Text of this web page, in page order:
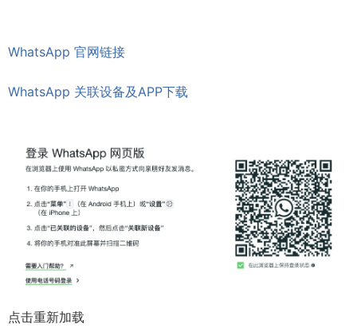
WhatsApp 官网链接
WhatsApp 关联设备及APP下载
点击重新加载